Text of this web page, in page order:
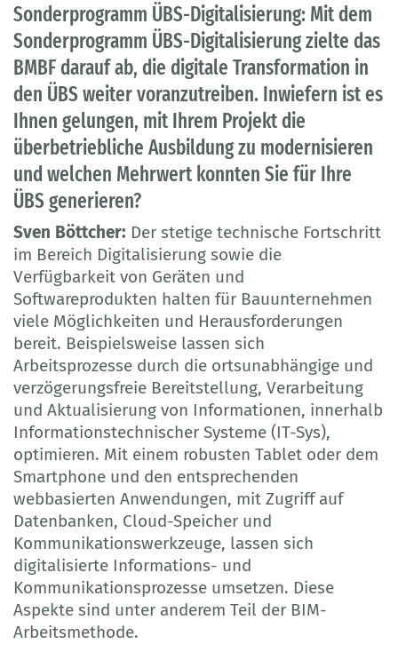
Sonderprogramm ÜBS-Digitalisierung: Mit dem
Sonderprogramm ÜBS-Digitalisierung zielte das
BMBF darauf ab, die digitale Transformation in
den ÜBS weiter voranzutreiben. Inwiefern ist es
Ihnen gelungen, mit Ihrem Projekt die
überbetriebliche Ausbildung zu modernisieren
und welchen Mehrwert konnten Sie für Ihre
ÜBS generieren?
Sven Böttcher: Der stetige technische Fortschritt
im Bereich Digitalisierung sowie die
Verfügbarkeit von Geräten und
Softwareprodukten halten für Bauunternehmen
viele Möglichkeiten und Herausforderungen
bereit. Beispielsweise lassen sich
Arbeitsprozesse durch die ortsunabhängige und
verzögerungsfreie Bereitstellung, Verarbeitung
und Aktualisierung von Informationen, innerhalb
Informationstechnischer Systeme (IT-Sys),
optimieren. Mit einem robusten Tablet oder dem
Smartphone und den entsprechenden
webbasierten Anwendungen, mit Zugriff auf
Datenbanken, Cloud-Speicher und
Kommunikationswerkzeuge, lassen sich
digitalisierte Informations- und
Kommunikationsprozesse umsetzen. Diese
Aspekte sind unter anderem Teil der BIM-
Arbeitsmethode.